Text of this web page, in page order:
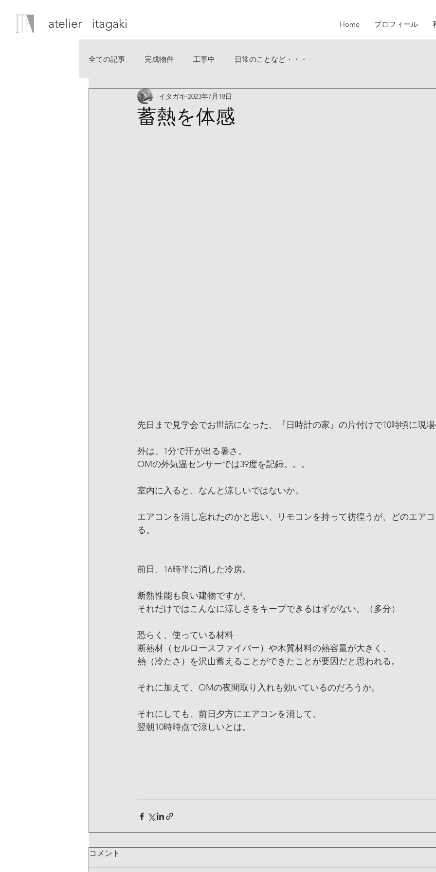
atelier itagaki Home プロフィール
全ての記事 完成物件 工事中 日常のことなど・・・
蓄熱を体感
イタガキ 2023年7月18日
先日まで見学会でお世話になった、『日時計の家』の片付けで10時頃に現
外は、1分で汗が出る暑さ。
OMの外気温センサーでは39度を記録。。。
室内に入ると、なんと涼しいではないか。
エアコンを消し忘れたのかと思い、リモコンを持って彷徨うが、どのエア
る。
前日、16時半に消した冷房。
断熱性能も良い建物ですが、
それだけではこんなに涼しさをキープできるはずがない。（多分）
恐らく、使っている材料
断熱材（セルロースファイバー）や木質材料の熱容量が大きく、
熱（冷たさ）を沢山蓄えることができたことが要因だと思われる。
それに加えて、OMの夜間取り入れも効いているのだろうか。
それにしても、前日夕方にエアコンを消して、
翌朝10時時点で涼しいとは。
コメント